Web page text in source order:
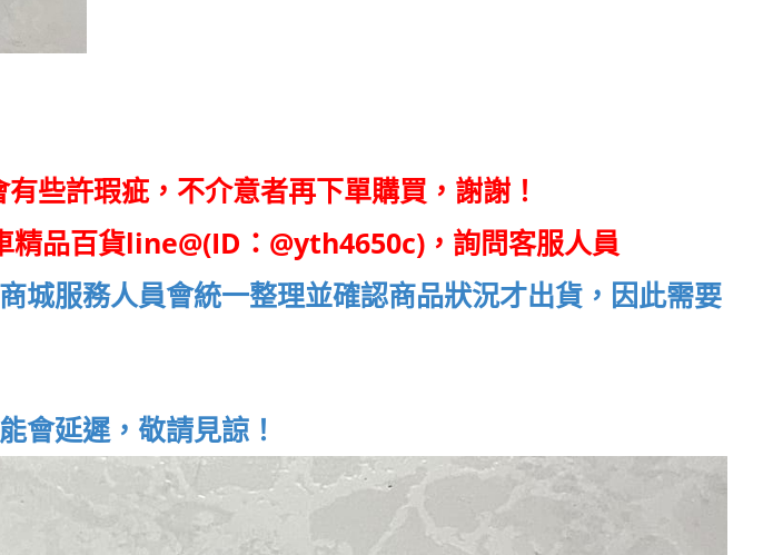
些許瑕疵，不介意者再下單購買，謝謝！
精品百貨line@(ID：@yth4650c)，詢問客服人員
城服務人員會統一整理並確認商品狀況才出貨，因此需要
會延遲，敬請見諒！